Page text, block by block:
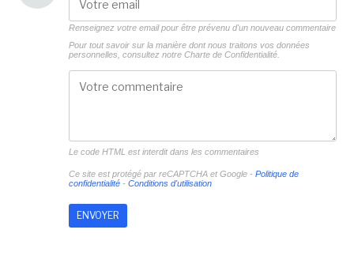
Renseignez votre email pour être prévenu d'un nouveau commentaire
Pour tout savoir sur la manière dont nous traitons vos données
personnelles, consultez notre Charte de Confidentialité.
Le code HTML est interdit dans les commentaires
Ce site est protégé par reCAPTCHA et Google - Politique de
confidentialité- Conditions d'utilisation